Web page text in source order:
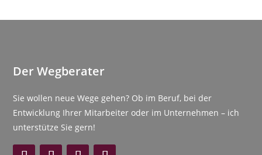
Der Wegberater
Sie wollen neue Wege gehen? Ob im Beruf, bei der
Entwicklung Ihrer Mitarbeiter oder im Unternehmen – ich
unterstütze Sie gern!